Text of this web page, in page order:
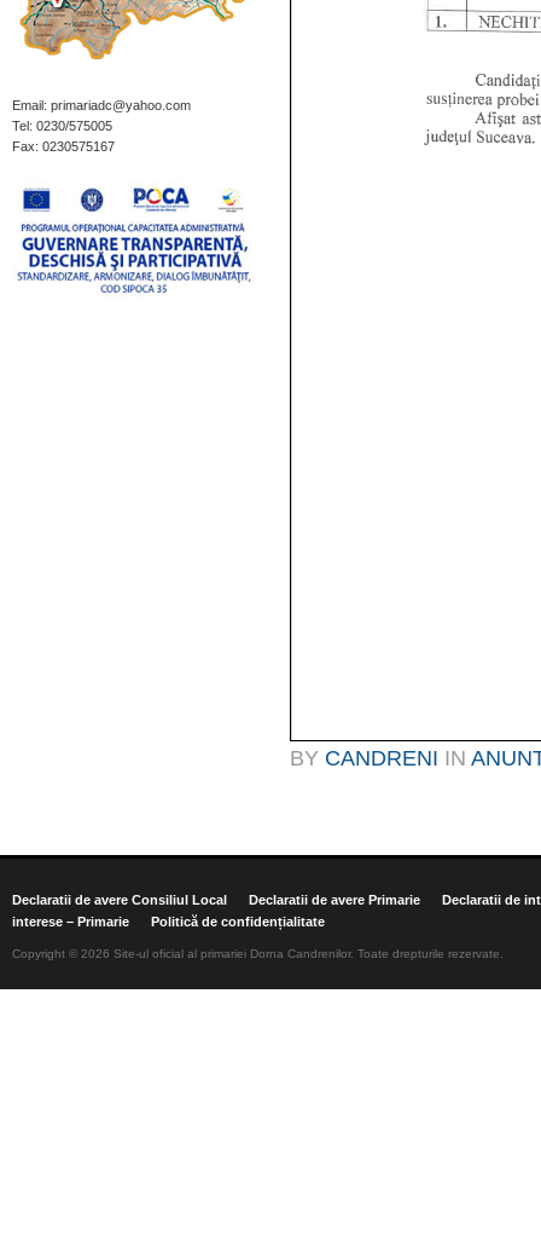
Email: primariadc@yahoo.com
Tel: 0230/575005
Fax: 0230575167
BY CANDRENI IN
Declaratii de avere Consiliul Local Declaratii de avere Primarie
Declaratii de
interese – Primarie
Politică de confidențialitate
Copyright © 2026 Site-ul oficial al primariei Dorna Candrenilor. Toate drepturile rezervate.